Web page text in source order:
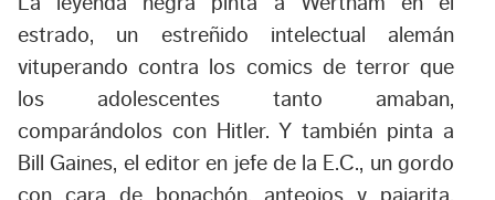
estrado, un estreñido intelectual alemán
vituperando contra los comics de terror que
los adolescentes tanto amaban,
comparándolos con Hitler. Y también pinta a
Bill Gaines, el editor en jefe de la E.C., un gordo